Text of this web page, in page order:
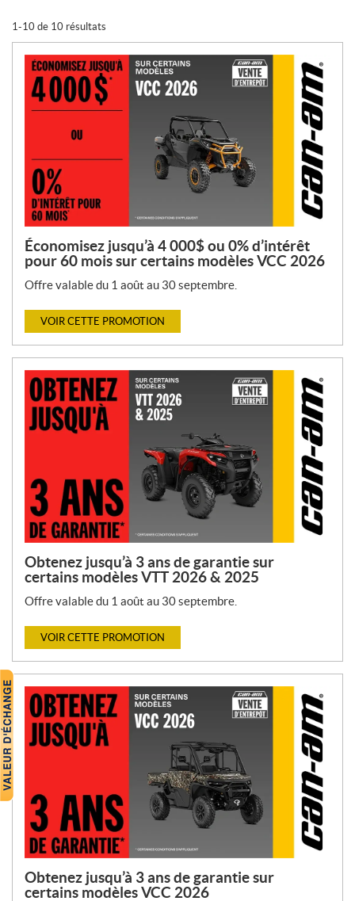
e
p
r
o
m
o
o
n
:
1-10 de 10 résultats
Économisez jusqu’à 4 000$ ou 0% d’intérêt
pour 60 mois sur certains modèles VCC 2026
Offre valable du 1 août au 30 septembre.
VOIR CETTE PROMOTION
Obtenez jusqu’à 3 ans de garantie sur
certains modèles VTT 2026 & 2025
Offre valable du 1 août au 30 septembre.
VOIR CETTE PROMOTION
Obtenez jusqu’à 3 ans de garantie sur
certains modèles VCC 2026